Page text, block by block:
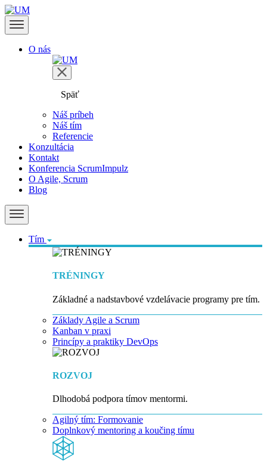
O nás
Späť
Náš príbeh
Náš tím
Referencie
Konzultácia
Kontakt
Konferencia ScrumImpulz
O Agile, Scrum
Blog
Tím
TRÉNINGY
Základné a nadstavbové vzdelávacie programy pre tím.
Základy Agile a Scrum
Kanban v praxi
Princípy a praktiky DevOps
ROZVOJ
Dlhodobá podpora tímov mentormi.
Agilný tím: Formovanie
Doplnkový mentoring a koučing tímu